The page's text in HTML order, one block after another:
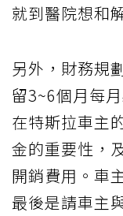
就到醫院想和
另外，財務規
留3~6個月每
在特斯拉車主
金的重要性，
開銷費用。車
最後是請車主